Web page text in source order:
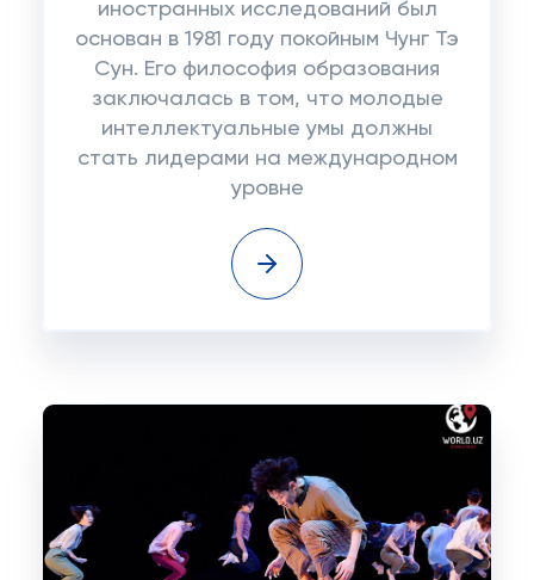
иностранных исследований был
основан в 1981 году покойным Чунг Тэ
Сун. Его философия образования
заключалась в том, что молодые
интеллектуальные умы должны
стать лидерами на международном
уровне